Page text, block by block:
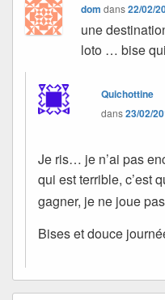
dom dans22/02/
une
loto … bise
Quichottine
dans23/02/
Je ris… je n’ai pas
qui est terrible, c’est
gagner, je ne joue
Bises et douce